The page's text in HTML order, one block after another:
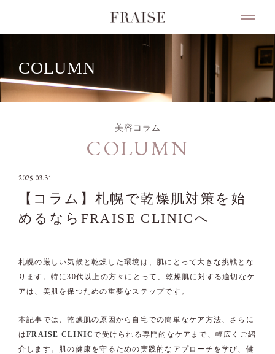
COLUMN
美容コラム
COLUMN
2025.03.31
【コラム】札幌で乾燥肌対策を始
めるならFRAISE CLINICへ
札幌の厳しい気候と乾燥した環境は、肌にとって大きな挑戦とな
ります。特に30代以上の方々にとって、乾燥肌に対する適切なケ
アは、美肌を保つための重要なステップです。
本記事では、乾燥肌の原因から自宅での簡単なケア方法、さらに
はFRAISE CLINICで受けられる専門的なケアまで、幅広くご紹
介します。肌の健康を守るための実践的なアプローチを学び、健